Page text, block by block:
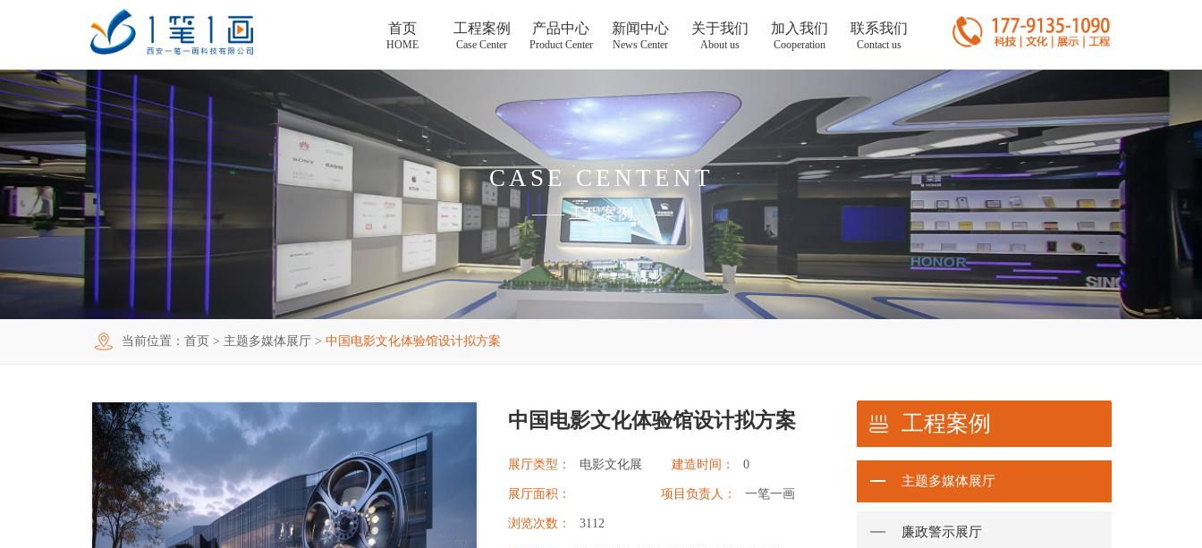
首页
HOME
工程案例
Case Center
产品中心
Product Center
新闻中心
News Center
关于我们
About us
加入我们
Cooperation
联系我们
Contact us
首页
主题多媒体展厅
廉政警示展厅
禁毒教育基地
红色党建教育基地
产品中心
VR虚拟现实
触控一体机
创新展项
幻影成像
数字沙盘
特效屏幕
新闻中心
展厅资讯
常见问题
企业简介
企业文化
加入我们
合作代理
联系我们
区域负责人
CASE CENTENT
—— 工程案例 ——
当前位置： 首页 > 主题多媒体展厅> 中国电影文化体验馆设计拟方案
中国电影文化体验馆设计拟方案
展厅类型： 电影文化展
厅
建造时间： 0
展厅面积： 项目负责人： 一笔一画
浏览次数： 3112
工程案例
主题多媒体展厅
廉政警示展厅